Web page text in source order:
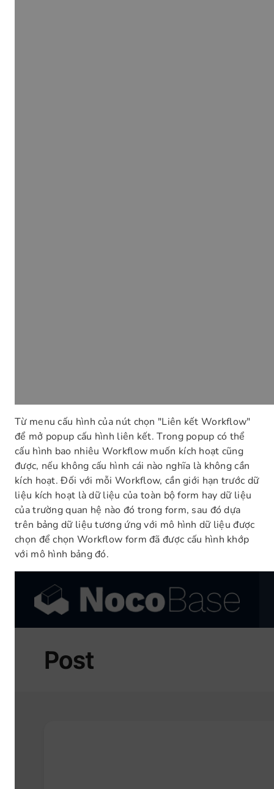
Từ menu cấu hình của nút chọn "Liên kết Workflow"
để mở popup cấu hình liên kết. Trong popup có thể
cấu hình bao nhiêu Workflow muốn kích hoạt cũng
được, nếu không cấu hình cái nào nghĩa là không cần
kích hoạt. Đối với mỗi Workflow, cần giới hạn trước dữ
liệu kích hoạt là dữ liệu của toàn bộ form hay dữ liệu
của trường quan hệ nào đó trong form, sau đó dựa
trên bảng dữ liệu tương ứng với mô hình dữ liệu được
chọn để chọn Workflow form đã được cấu hình khớp
với mô hình bảng đó.